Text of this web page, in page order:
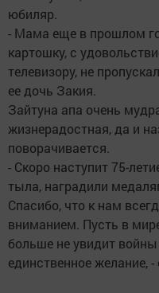
юбиляр.
- Мама еще в прошлом
картошку, с
телевизору, не
ее дочь Закия.
Зайтуна апа очень
жизнерадостная, да и
поворачивается.
- Скоро наступит 75-
тыла, наградили
Спасибо, что к нам
вниманием. Пусть в
больше не увидит
единственное желание,